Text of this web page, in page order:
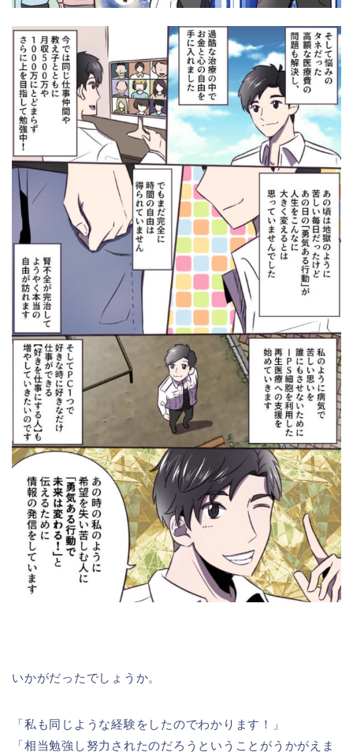
いかがだったでしょうか。
「私も同じような経験をしたのでわかります！」
「相当勉強し努力されたのだろうということがうかがえま